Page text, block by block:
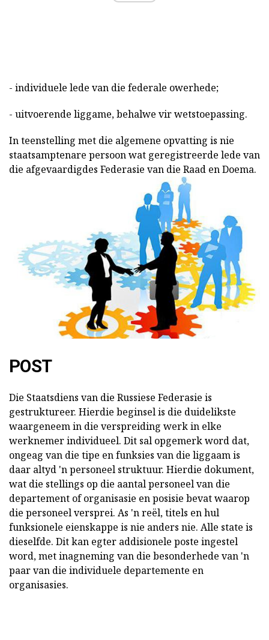
- individuele lede van die federale owerhede;
- uitvoerende liggame, behalwe vir wetstoepassing.
In teenstelling met die algemene opvatting is nie
staatsamptenare persoon wat geregistreerde lede van
die afgevaardigdes Federasie van die Raad en Doema.
POST
Die Staatsdiens van die Russiese Federasie is
gestruktureer. Hierdie beginsel is die duidelikste
waargeneem in die verspreiding werk in elke
werknemer individueel. Dit sal opgemerk word dat,
ongeag van die tipe en funksies van die liggaam is
daar altyd 'n personeel struktuur. Hierdie dokument,
wat die stellings op die aantal personeel van die
departement of organisasie en posisie bevat waarop
die personeel versprei. As 'n reël, titels en hul
funksionele eienskappe is nie anders nie. Alle state is
dieselfde. Dit kan egter addisionele poste ingestel
word, met inagneming van die besonderhede van 'n
paar van die individuele departemente en
organisasies.